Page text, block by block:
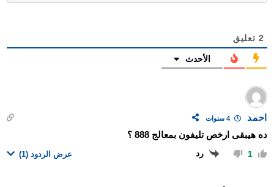
2 تعليق
الأحدث
احمد
ده هيبقى ارخص تليفون بمعالج 888 ؟
1 رد عرض الردود (1)